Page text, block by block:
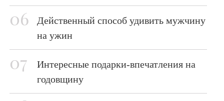
Действенный способ удивить мужчину
на ужин
Интересные подарки-впечатления на
годовщину